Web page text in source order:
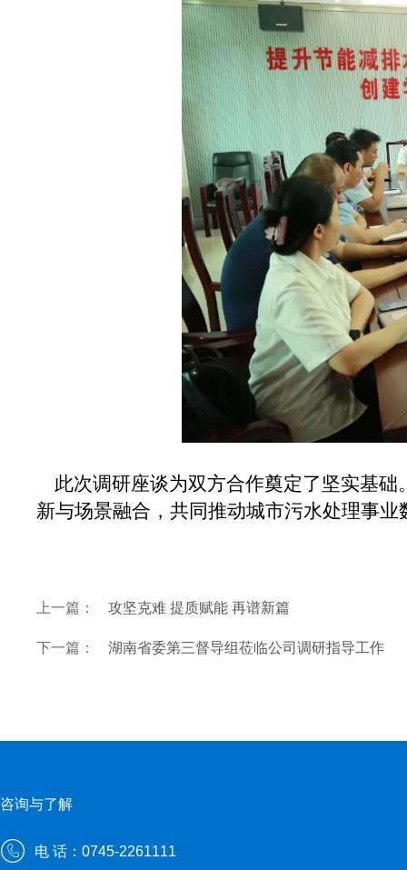
此次调研座谈为双方合作奠定了坚实基础
新与场景融合，共同推动城市污水处理事
上一篇： 攻坚克难 提质赋能 再谱新篇
下一篇： 湖南省委第三督导组莅临公司调研指导工作
咨询与了解
电 话：0745-2261111